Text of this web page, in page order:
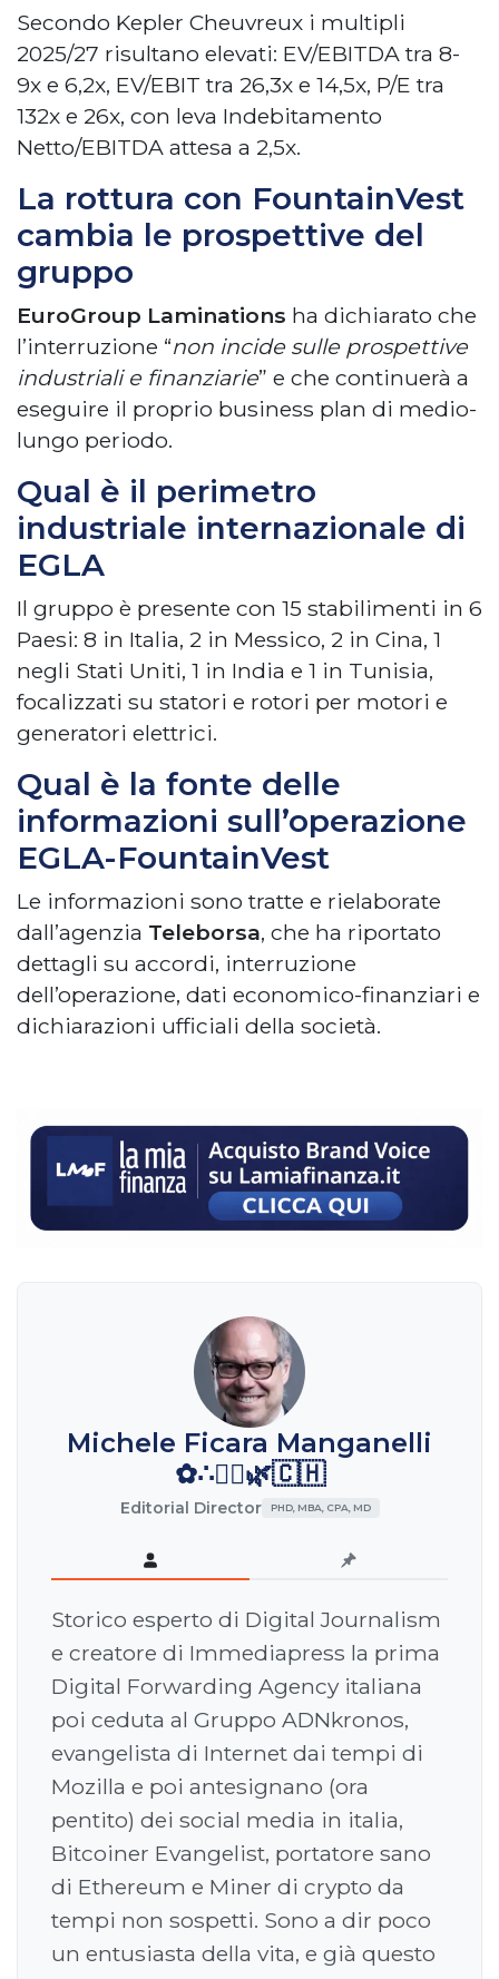
Secondo Kepler Cheuvreux i multipli
2025/27 risultano elevati: EV/EBITDA tra 8-
9x e 6,2x, EV/EBIT tra 26,3x e 14,5x, P/E tra
132x e 26x, con leva Indebitamento
Netto/EBITDA attesa a 2,5x.
La rottura con FountainVest
cambia le prospettive del
gruppo
EuroGroup Laminations ha dichiarato che
l’interruzione “non incide sulle prospettive
industriali e finanziarie” e che continuerà a
eseguire il proprio business plan di medio-
lungo periodo.
Qual è il perimetro
industriale internazionale di
EGLA
Il gruppo è presente con 15 stabilimenti in 6
Paesi: 8 in Italia, 2 in Messico, 2 in Cina, 1
negli Stati Uniti, 1 in India e 1 in Tunisia,
focalizzati su statori e rotori per motori e
generatori elettrici.
Qual è la fonte delle
informazioni sull’operazione
EGLA-FountainVest
Le informazioni sono tratte e rielaborate
dall’agenzia Teleborsa, che ha riportato
dettagli su accordi, interruzione
dell’operazione, dati economico-finanziari e
dichiarazioni ufficiali della società.
Michele Ficara Manganelli
✿∴♛🌿🇨🇭
Editorial Director PHD, MBA, CPA, MD
Storico esperto di Digital Journalism
e creatore di Immediapress la prima
Digital Forwarding Agency italiana
poi ceduta al Gruppo ADNkronos,
evangelista di Internet dai tempi di
Mozilla e poi antesignano (ora
pentito) dei social media in italia,
Bitcoiner Evangelist, portatore sano
di Ethereum e Miner di crypto da
tempi non sospetti. Sono a dir poco
un entusiasta della vita, e già questo